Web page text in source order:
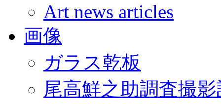
Art news articles
画像
ガラス乾板
尾高鮮之助調査撮